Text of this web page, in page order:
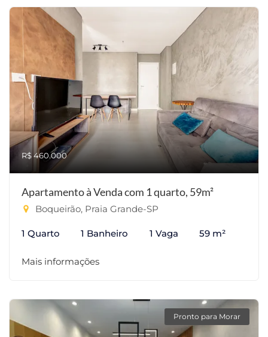
R$ 460.000
Apartamento à Venda com 1 quarto, 59m²
Boqueirão, Praia Grande-SP
1 Quarto 1 Banheiro 1 Vaga 59 m²
Mais informações
Pronto para Morar